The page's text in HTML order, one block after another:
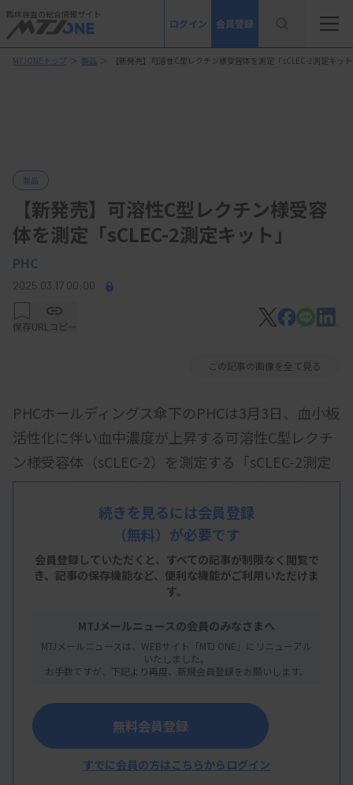
臨床検査の総合情報サイト
ログイン 会員登録
MTJONEトップ ＞ 製品 ＞ 【新発売】可溶性C型レクチン様受容体を測定「sCLEC-2測定キッ
製品
【新発売】可溶性C型レクチン様受容
体を測定「sCLEC-2測定キット」
PHC
2025.03.17 00:00
保存URLコピー
この記事の画像を全て見る
PHCホールディングス傘下のPHCは3月3日、血小板
活性化に伴い血中濃度が上昇する可溶性C型レクチ
ン様受容体（sCLEC-2）を測定する「sCLEC-2測定
キット」を認定検査試薬として発売したと発表し
た。山梨大学の井上克枝教授の研究グループが発見
したsCLEC-2を測定する。共同開発により、同社の
「全自動臨床検査システムSTACIA」の専用試薬とし
て製品化した。
従来の血小板活性化マーカーは専用の採血が必要だ
が、sCLEC-2は通常の凝固検査と同様にクエン酸加
血漿検体を使用して測定できるため、より簡便に検
査を行うことが可能。また、sCLEC-2は血小板活性
化マーカーとして脳梗塞などの動脈血栓症に関連し
て血中濃度が上昇することが報告されており、バイ
続きを見るには会員登録
（無料）が必要です
会員登録していただくと、すべての記事が制限なく閲覧で
き、 記事の保存機能など、便利な機能がご利用いただけま
す。
MTJメールニュースの会員のみなさまへ
MTJメールニュースは、WEBサイト「MTJ ONE」にリニューアル
いたしました。
お手数ですが、下記より再度、新規会員登録をお願いします。
無料会員登録
すでに会員の方はこちらからログイン